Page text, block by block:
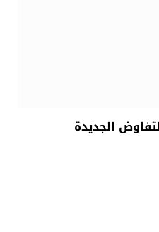
الجديدة